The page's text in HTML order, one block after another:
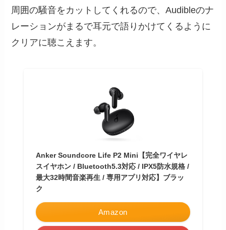
周囲の騒音をカットしてくれるので、Audibleのナ
レーションがまるで耳元で語りかけてくるように
クリアに聴こえます。
Anker Soundcore Life P2 Mini【完全ワイヤレ
スイヤホン / Bluetooth5.3対応 / IPX5防水規格 /
最大32時間音楽再生 / 専用アプリ対応】ブラッ
ク
Amazon